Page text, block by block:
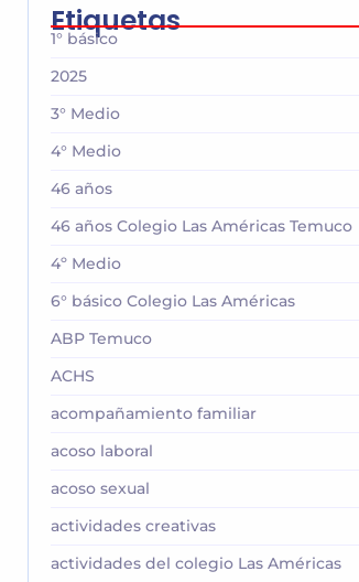
Etiquetas
1° básico
2025
3° Medio
4° Medio
46 años
46 años Colegio Las Américas Temuco
4º Medio
6° básico Colegio Las Américas
ABP Temuco
ACHS
acompañamiento familiar
acoso laboral
acoso sexual
actividades creativas
actividades del colegio Las Américas